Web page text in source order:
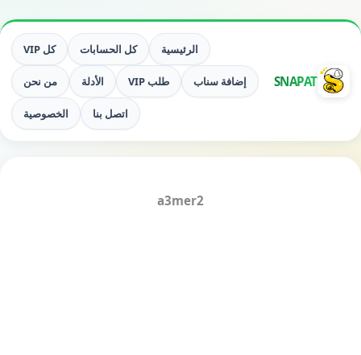
SNAPAT
الرئيسية كل الحسابات كل VIP
إضافة سناب طلب VIP الأدلة من نحن
اتصل بنا الخصوصية
a3mer2